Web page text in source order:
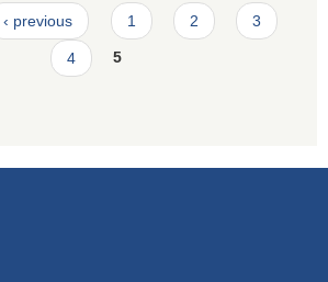
‹ previous 1 2 3
4 5